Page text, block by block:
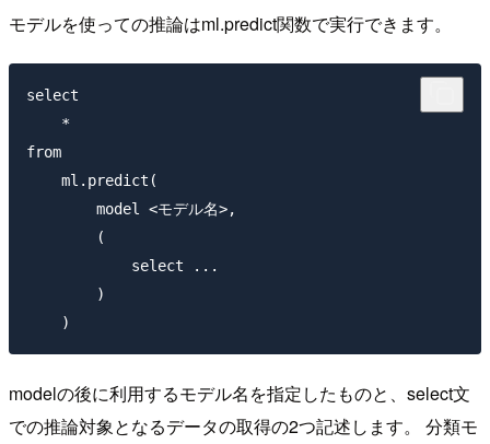
モデルを使っての推論はml.predict関数で実行できます。
select
    *
from
    ml.predict(
        model <モデル名>,
        (
            select ...
        )
modelの後に利用するモデル名を指定したものと、select文
での推論対象となるデータの取得の2つ記述します。 分類モ